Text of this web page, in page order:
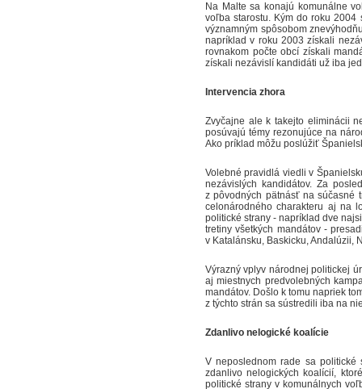
Na Malte sa konajú komunálne
voľba starostu. Kým do roku 2004
významným spôsobom
napríklad v roku 2003 získali
rovnakom počte obcí získali
získali nezávislí kandidáti už iba
Intervencia zhora
Zvyčajne ale k takejto eliminácii
posúvajú témy rezonujúce na
Ako príklad môžu poslúžiť
Volebné pravidlá viedli v
nezávislých kandidátov. Za
z pôvodných pätnásť na súčasné
celonárodného charakteru aj na
politické strany - napríklad dve
tretiny všetkých mandátov -
v Katalánsku, Baskicku, Andalúzii,
Výrazný vplyv národnej politickej
aj miestnych predvolebných
mandátov. Došlo k tomu napriek
z týchto strán sa sústredili iba na
Zdanlivo nelogické koalície
V neposlednom rade sa politické
zdanlivo nelogických koalícií,
politické strany v komunálnych